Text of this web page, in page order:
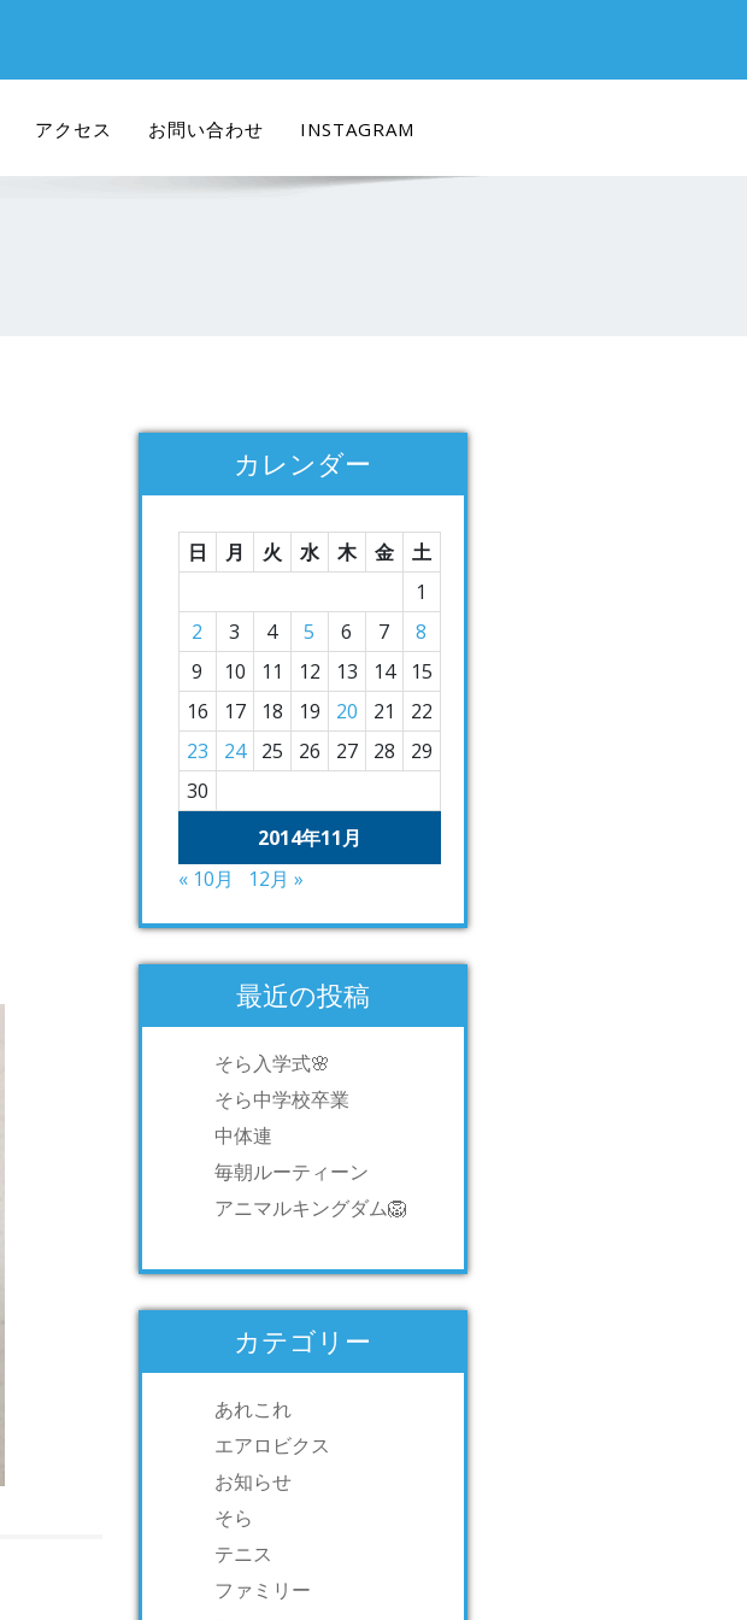
アクセス お問い合わせ INSTAGRAM
カレンダー
2014年11月
日 月 火 水 木 金
土
1
2
3 4 5 6 7
8
9
10 11 12 13 14
15
16
17 18 19 20 21
22
23
24 25 26 27 28
29
30
« 10月 12月 »
最近の投稿
そら入学式🌸
そら中学校卒業
中体連
毎朝ルーティーン
アニマルキングダム🦁
カテゴリー
あれこれ
エアロビクス
お知らせ
そら
テニス
ファミリー